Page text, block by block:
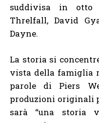
suddivisa in otto
Threlfall, David
Dayne.
La storia si
vista della famiglia
parole di Piers
produzioni originali
sarà “una storia